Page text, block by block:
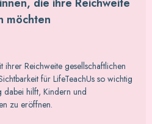
möchten
Reichweite gesellschaftlichen
für LifeTeachUs so wichtig
dabei hilft, Kindern und
zu eröffnen.